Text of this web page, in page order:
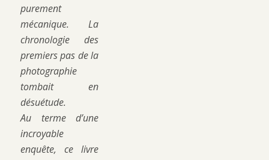
purement
mécanique. La
chronologie des
premiers pas de la
photographie
tombait en
désuétude.
Au terme d’une
incroyable
enquête, ce livre